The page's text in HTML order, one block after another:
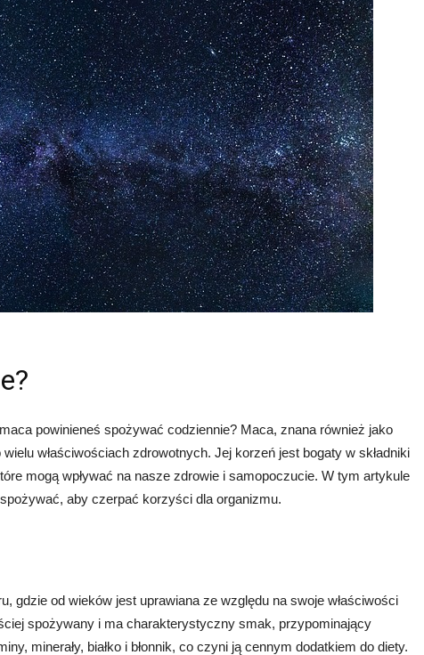
powinieneś spożywać codziennie? Maca, znana również jako
właściwościach zdrowotnych. Jej korzeń jest bogaty w składniki
mogą wpływać na nasze zdrowie i samopoczucie. W tym artykule
aby czerpać korzyści dla organizmu.
gdzie od wieków jest uprawiana ze względu na swoje właściwości
spożywany i ma charakterystyczny smak, przypominający
minerały, białko i błonnik, co czyni ją cennym dodatkiem do diety.